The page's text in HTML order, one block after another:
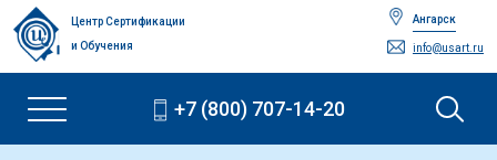
Центр Сертификации
и Обучения
Ангарск
info@usart.ru
+7 (800) 707-14-20